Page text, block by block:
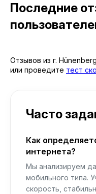
Последние
Отзывов из г.
или проведите тест
Часто
Как
интернета?
Мы анализируем
мобильного типа.
скорость,